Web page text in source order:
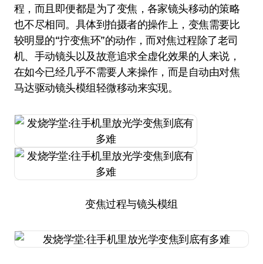
程，而且即便都是为了变焦，各家镜头移动的策略
也不尽相同。具体到拍摄者的操作上，变焦需要比
较明显的“拧变焦环”的动作，而对焦过程除了老司
机、手动镜头以及故意追求全虚化效果的人来说，
在如今已经几乎不需要人来操作，而是自动由对焦
马达驱动镜头模组轻微移动来实现。
变焦过程与镜头模组